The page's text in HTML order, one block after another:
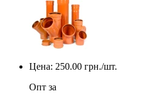
Цена: 250.00 грн./шт.
Опт за